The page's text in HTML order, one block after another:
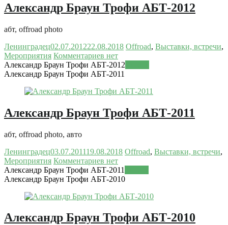
Александр Браун Трофи АБТ-2012
абт, offroad photo
Ленинградец02.07.201222.08.2018 Offroad, Выставки, встречи,
Мероприятия Комментариев нет
Александр Браун Трофи АБТ-2012
Александр Браун Трофи АБТ-2011
Александр Браун Трофи АБТ-2011
абт, offroad photo, авто
Ленинградец03.07.201119.08.2018 Offroad, Выставки, встречи,
Мероприятия Комментариев нет
Александр Браун Трофи АБТ-2011
Александр Браун Трофи АБТ-2010
Александр Браун Трофи АБТ-2010